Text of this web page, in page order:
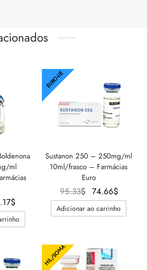
ml
$
preço
atual é:
EURO-UE
Sustanon 250 – 250mg/ml
10ml/frasco – Farmácias
Euro
95.33$
O
preço
original
74.66$
preço
atual é:
Adicionar ao carrinho
HIL/SOMA